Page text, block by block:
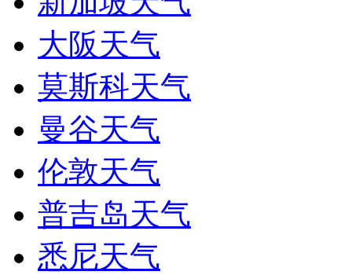
大阪天气
莫斯科天气
曼谷天气
伦敦天气
普吉岛天气
悉尼天气